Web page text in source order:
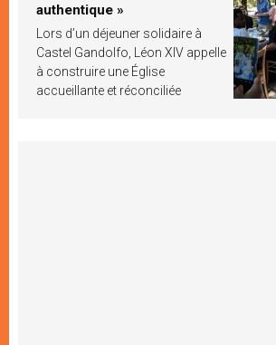
authentique »
Lors d’un déjeuner solidaire à
Castel Gandolfo, Léon XIV appelle
à construire une Église
accueillante et réconciliée